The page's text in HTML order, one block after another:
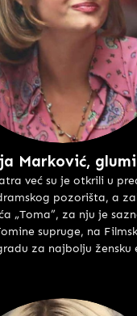
Marković,
već su je otkrili u
pozorišta, a
„Toma”, za nju je
supruge, na
za najbolju žensku